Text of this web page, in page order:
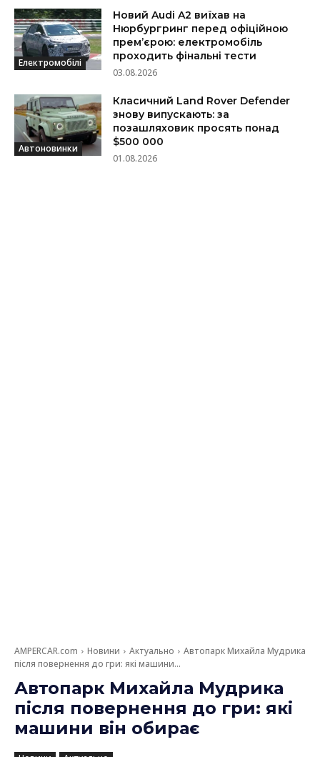
Електромобілі
Новий Audi A2 виїхав на
Нюрбургринг перед офіційною
прем’єрою: електромобіль
проходить фінальні тести
03.08.2026
Автоновинки
Класичний Land Rover Defender
знову випускають: за
позашляховик просять понад
$500 000
01.08.2026